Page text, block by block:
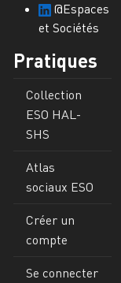
@Espaces
et Sociétés
Pratiques
Collection
ESO HAL-
SHS
Atlas
sociaux ESO
Créer un
compte
Se connecter